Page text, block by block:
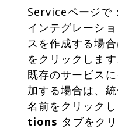
Serviceページで：
インテグレーシ
スを作成する場合
をクリックします
既存のサービス
加する場合は、
名前をクリックし
tions タブをク